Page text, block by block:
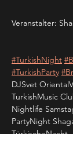
Veranstalter:
#TurkishNight
#TurkishParty
DJSvet
TurkishMusic
Nightlife
PartyNight
TürkischeNacht